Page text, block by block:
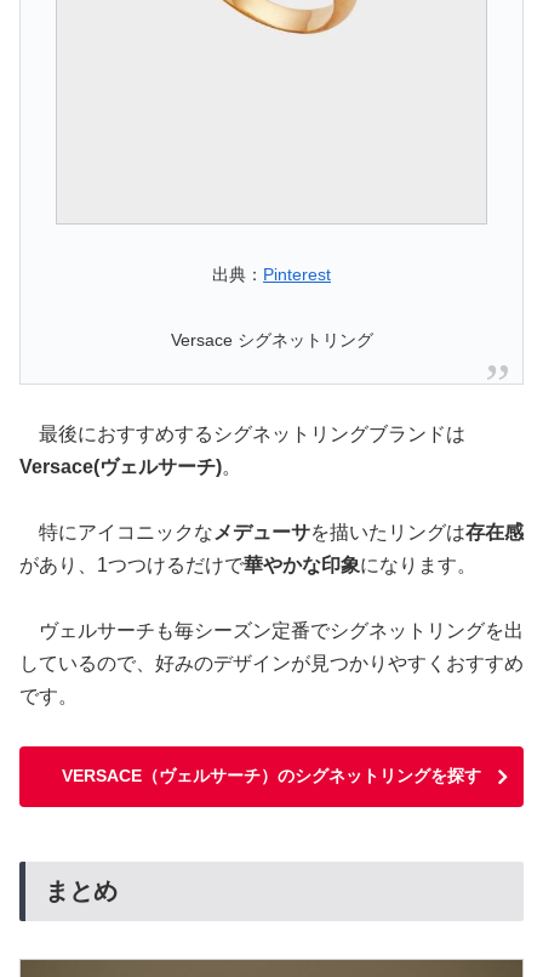
出典： Pinterest
Versace シグネットリング
最後におすすめするシグネットリングブランドは
Versace(ヴェルサーチ)。
特にアイコニックな メデューサを描いたリングは存在感
があり、1つつけるだけで華やかな印象になります。
ヴェルサーチも毎シーズン定番でシグネットリングを出
しているので、好みのデザインが見つかりやすくおすすめ
です。
VERSACE（ヴェルサーチ）のシグネットリングを探す
まとめ